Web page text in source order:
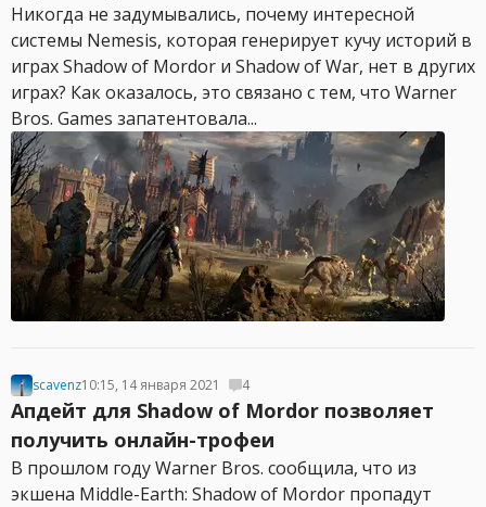
Никогда не задумывались, почему интересной
системы Nemesis, которая генерирует кучу историй в
играх Shadow of Mordor и Shadow of War, нет в других
играх? Как оказалось, это связано с тем, что Warner
Bros. Games запатентовала...
scavenz10:15, 14 января 2021 4
Апдейт для Shadow of Mordor позволяет
получить онлайн-трофеи
В прошлом году Warner Bros. сообщила, что из
экшена Middle-Earth: Shadow of Mordor пропадут